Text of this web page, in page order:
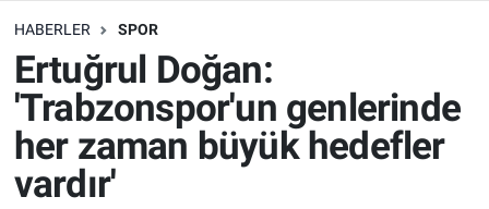
HABERLER SPOR
Ertuğrul Doğan:
'Trabzonspor'un genlerinde
her zaman büyük hedefler
vardır'